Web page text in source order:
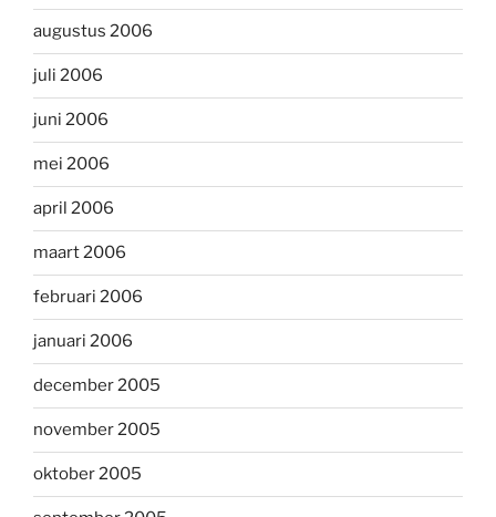
augustus 2006
juli 2006
juni 2006
mei 2006
april 2006
maart 2006
februari 2006
januari 2006
december 2005
november 2005
oktober 2005